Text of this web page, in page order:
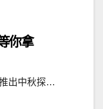
你拿
出中秋探…